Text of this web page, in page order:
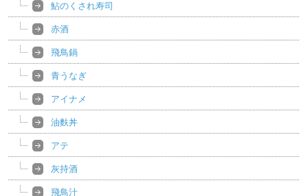
鮎のくされ寿司
赤酒
飛鳥鍋
青うなぎ
アイナメ
油麩丼
アテ
灰持酒
飛鳥汁